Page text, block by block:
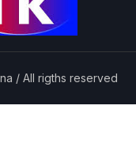
/ All rigths reserved